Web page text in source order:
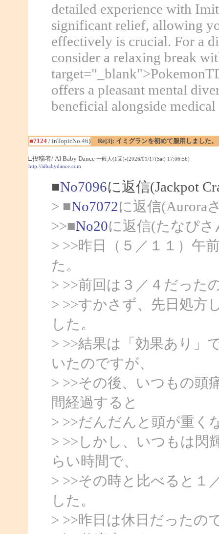
detailed experience with
significant relief, allowing
effectively is crucial. For a
consider a relaxing break
offers a pleasant mental
beneficial alongside medical
■7124/ inTopicNo.46) Re[3]: イミグランを初めて服用しました。
□投稿者/ AI Baby Dance 一般人(1回)-(2026/01/17(Sat) 17:06:56)
http://aibabydance.com
■No7096に返信(Jackpot
> ■No7072に返信(Aurora
>>■No20に返信(たなぴさ
> >>昨日（５／１１）午
た。
> >>前回は３／４だった
> >>すかさず、先日処方
した。
> >>結果は「効果あり」
いたのですが、
> >>その後、いつもの頭
間経過すると
> >>だんだんと頭が重く
> >>しかし、いつもは閃
らい時間で、
> >>その時と比べると１
した。
> >>昨日は休日だったの